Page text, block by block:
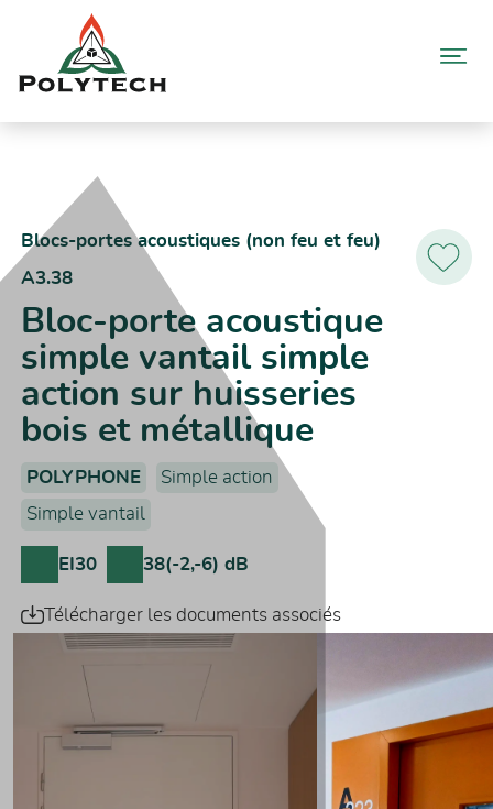
contenu
huisseries bois et métallique
Ajoutez
Blocs-portes acoustiques (non feu et feu)
A3.38
Bloc-porte acoustique
simple vantail simple
action sur huisseries
bois et métallique
POLYPHONE
Simple action
Simple vantail
EI30 38(-2,-6) dB
Télécharger les documents associés